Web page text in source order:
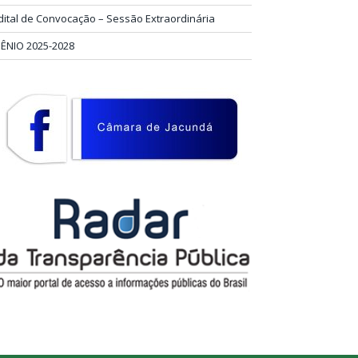
de Convocação – Sessão Extraordinária
2025-2028